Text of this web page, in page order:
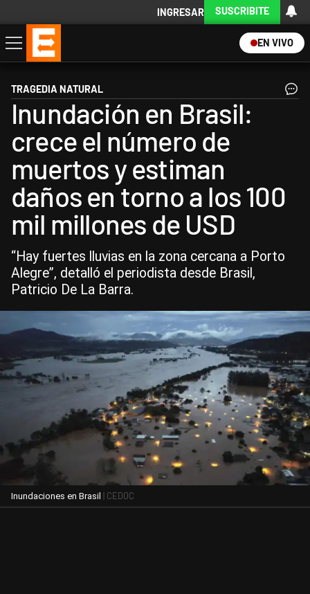
INGRESAR SUSCRIBITE
EN VIVO
Economía
Política
Internacional
Actualidad
Descargá la App
TRAGEDIA NATURAL
Inundación en Brasil:
crece el número de
muertos y estiman
daños en torno a los 100
mil millones de USD
“Hay fuertes lluvias en la zona cercana a Porto
Alegre”, detalló el periodista desde Brasil,
Patricio De La Barra.
Inundaciones en Brasil | CEDOC